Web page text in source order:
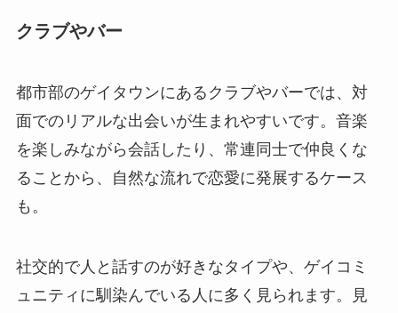
クラブやバー
都市部のゲイタウンにあるクラブやバーでは、対
面でのリアルな出会いが生まれやすいです。音楽
を楽しみながら会話したり、常連同士で仲良くな
ることから、自然な流れで恋愛に発展するケース
も。
社交的で人と話すのが好きなタイプや、ゲイコミ
ュニティに馴染んでいる人に多く見られます。見